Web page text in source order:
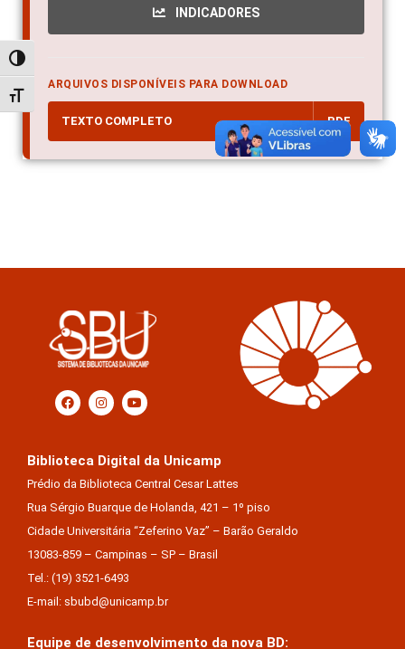
Alternar alto contraste
Alternar tamanho da fonte
INDICADORES
ARQUIVOS DISPONÍVEIS PARA DOWNLOAD
TEXTO COMPLETO PDF
Biblioteca Digital da Unicamp
Prédio da Biblioteca Central Cesar Lattes
Rua Sérgio Buarque de Holanda, 421 – 1º piso
Cidade Universitária “Zeferino Vaz” – Barão Geraldo
13083-859 – Campinas – SP – Brasil
Tel.: (19) 3521-6493
E-mail: sbubd@unicamp.br
Equipe de desenvolvimento da nova BD: